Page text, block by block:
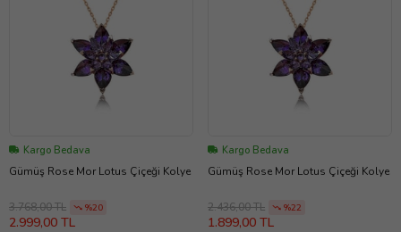
Kargo Bedava
Gümüş Rose Mor Lotus Çiçeği Kolye
3.768,00 TL %20
2.999,00 TL
Kargo Bedava
Gümüş Rose Mor Lotus Çiçeği Kolye
2.436,00 TL %22
1.899,00 TL